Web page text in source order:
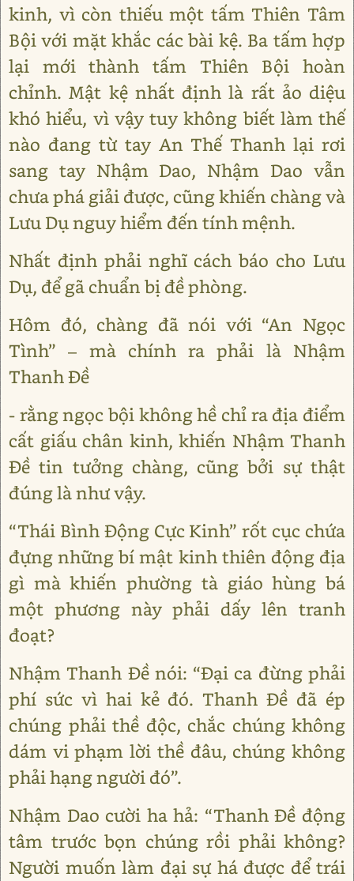
kinh, vì còn thiếu một tấm Thiên Tâm
Bội với mặt khắc các bài kệ. Ba tấm hợp
lại mới thành tấm Thiên Bội hoàn
chỉnh. Mật kệ nhất định là rất ảo diệu
khó hiểu, vì vậy tuy không biết làm thế
nào đang từ tay An Thế Thanh lại rơi
sang tay Nhậm Dao, Nhậm Dao vẫn
chưa phá giải được, cũng khiến chàng và
Lưu Dụ nguy hiểm đến tính mệnh.
Nhất định phải nghĩ cách báo cho Lưu
Dụ, để gã chuẩn bị đề phòng.
Hôm đó, chàng đã nói với “An Ngọc
Tình” – mà chính ra phải là Nhậm
Thanh Đề
- rằng ngọc bội không hề chỉ ra địa điểm
cất giấu chân kinh, khiến Nhậm Thanh
Đề tin tưởng chàng, cũng bởi sự thật
đúng là như vậy.
“Thái Bình Động Cực Kinh” rốt cục chứa
đựng những bí mật kinh thiên động địa
gì mà khiến phường tà giáo hùng bá
một phương này phải dấy lên tranh
đoạt?
Nhậm Thanh Đề nói: “Đại ca đừng phải
phí sức vì hai kẻ đó. Thanh Đề đã ép
chúng phải thề độc, chắc chúng không
dám vi phạm lời thề đâu, chúng không
phải hạng người đó”.
Nhậm Dao cười ha hả: “Thanh Đề động
tâm trước bọn chúng rồi phải không?
Người muốn làm đại sự há được để trái